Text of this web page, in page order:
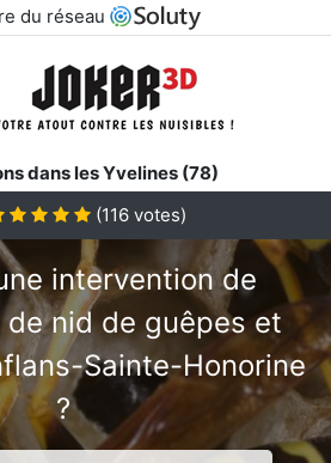
du réseau
dans les Yvelines (78)
(116 votes)
intervention de
nid de guêpes et
Sainte-Honorine
?